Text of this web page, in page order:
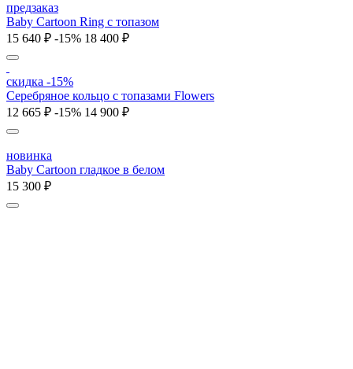
предзаказ
Baby Cartoon Ring с топазом
15 640 ₽ -15% 18 400 ₽
скидка -15%
Серебряное кольцо с топазами Flowers
12 665 ₽ -15% 14 900 ₽
новинка
Baby Cartoon гладкое в белом
15 300 ₽